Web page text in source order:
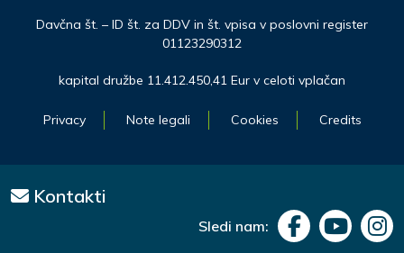
Davčna št. – ID št. za DDV in št. vpisa v poslovni register
01123290312
kapital družbe 11.412.450,41 Eur v celoti vplačan
Privacy Note legali Cookies Credits
Kontakti
Sledi nam: